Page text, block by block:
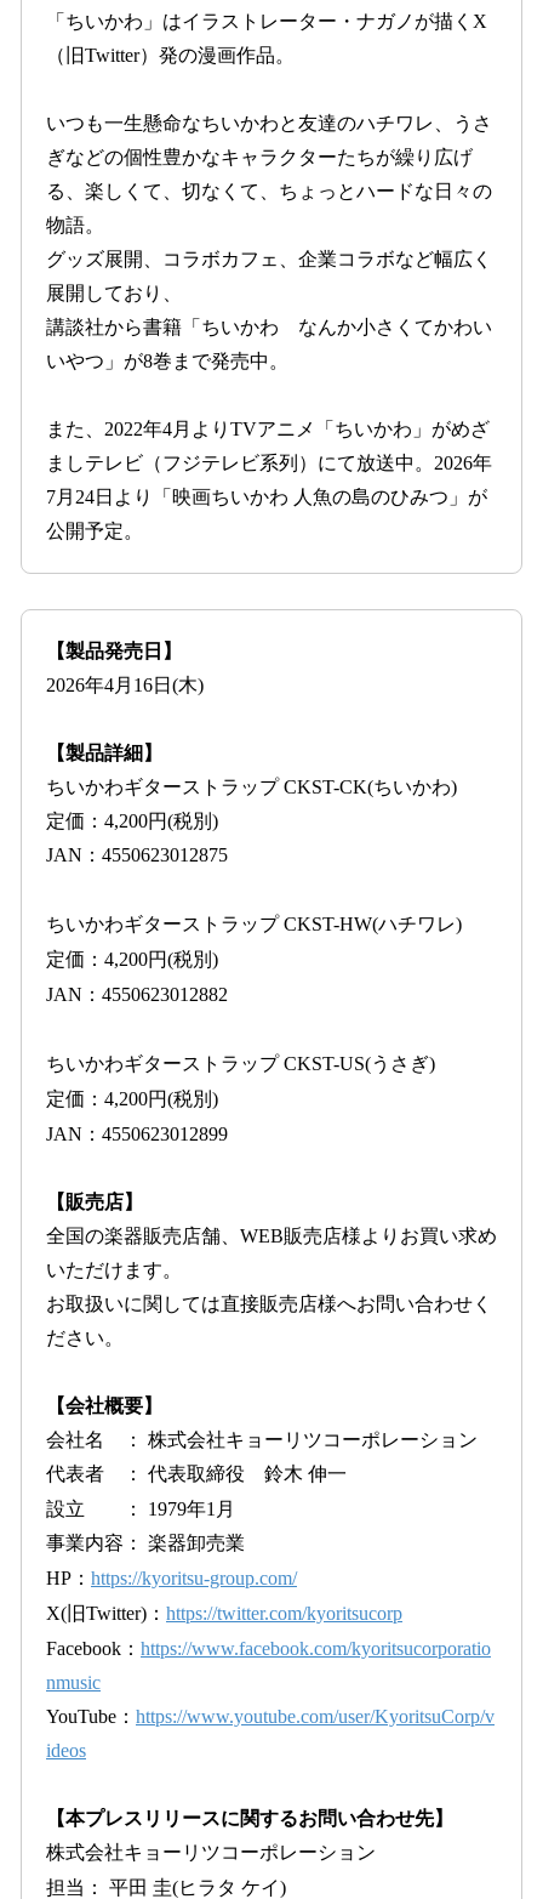
「ちいかわ」はイラストレーター・ナガノが描くX
（旧Twitter）発の漫画作品。
いつも一生懸命なちいかわと友達のハチワレ、うさ
ぎなどの個性豊かなキャラクターたちが繰り広げ
る、楽しくて、切なくて、ちょっとハードな日々の
物語。
グッズ展開、コラボカフェ、企業コラボなど幅広く
展開しており、
講談社から書籍「ちいかわ なんか小さくてかわい
いやつ」が8巻まで発売中。
また、2022年4月よりTVアニメ「ちいかわ」がめざ
ましテレビ（フジテレビ系列）にて放送中。2026年
7月24日より「映画ちいかわ 人魚の島のひみつ」が
公開予定。
【製品発売日】
2026年4月16日(木)
【製品詳細】
ちいかわギターストラップ CKST-CK(ちいかわ)
定価：4,200円(税別)
JAN：4550623012875
ちいかわギターストラップ CKST-HW(ハチワレ)
定価：4,200円(税別)
JAN：4550623012882
ちいかわギターストラップ CKST-US(うさぎ)
定価：4,200円(税別)
JAN：4550623012899
【販売店】
全国の楽器販売店舗、WEB販売店様よりお買い求め
いただけます。
お取扱いに関しては直接販売店様へお問い合わせく
ださい。
【会社概要】
会社名 ： 株式会社キョーリツコーポレーション
代表者 ： 代表取締役 鈴木 伸一
設立 ： 1979年1月
事業内容： 楽器卸売業
HP： https://kyoritsu-group.com/
X(旧Twitter)： https://twitter.com/kyoritsucorp
Facebook： https://www.facebook.com/kyoritsucorporatio
nmusic
YouTube： https://www.youtube.com/user/KyoritsuCorp/v
ideos
【本プレスリリースに関するお問い合わせ先】
株式会社キョーリツコーポレーション
担当： 平田 圭(ヒラタ ケイ)